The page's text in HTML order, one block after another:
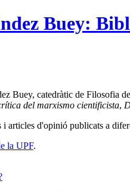
Buey:
Buey, catedràtic de
del marxismo cientificista,
i articles d'opinió publicats a
la UPF.